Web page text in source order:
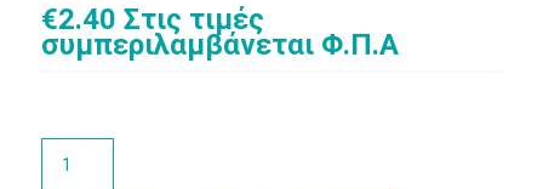
€2.40 Στις τιμές
συμπεριλαμβάνεται Φ.Π.Α
Κόκκινης